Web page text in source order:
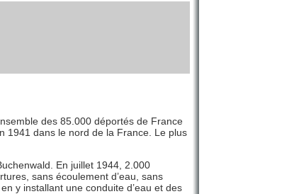
des 85.000 déportés de France
1941 dans le nord de la France. Le plus
En juillet 1944, 2.000
sans écoulement d’eau, sans
y installant une conduite d’eau et des